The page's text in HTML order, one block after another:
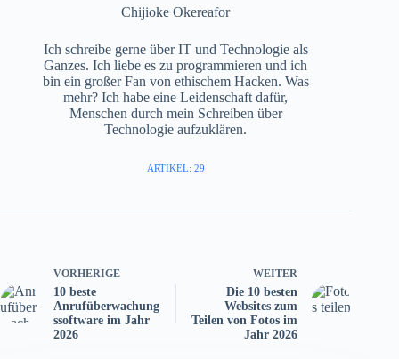
Chijioke Okereafor
Ich schreibe gerne über IT und Technologie als
Ganzes. Ich liebe es zu programmieren und ich
bin ein großer Fan von ethischem Hacken. Was
mehr? Ich habe eine Leidenschaft dafür,
Menschen durch mein Schreiben über
Technologie aufzuklären.
ARTIKEL: 29
VORHERIGE
10 beste
Anrufüberwachung
ssoftware im Jahr
2026
WEITER
Die 10 besten
Websites zum
Teilen von Fotos im
Jahr 2026